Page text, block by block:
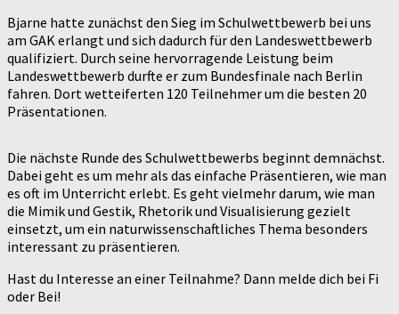
Bjarne hatte zunächst den Sieg im Schulwettbewerb bei uns
am GAK erlangt und sich dadurch für den Landeswettbewerb
qualifiziert. Durch seine hervorragende Leistung beim
Landeswettbewerb durfte er zum Bundesfinale nach Berlin
fahren. Dort wetteiferten 120 Teilnehmer um die besten 20
Präsentationen.
Die nächste Runde des Schulwettbewerbs beginnt demnächst.
Dabei geht es um mehr als das einfache Präsentieren, wie man
es oft im Unterricht erlebt. Es geht vielmehr darum, wie man
die Mimik und Gestik, Rhetorik und Visualisierung gezielt
einsetzt, um ein naturwissenschaftliches Thema besonders
interessant zu präsentieren.
Hast du Interesse an einer Teilnahme? Dann melde dich bei Fi
oder Bei!